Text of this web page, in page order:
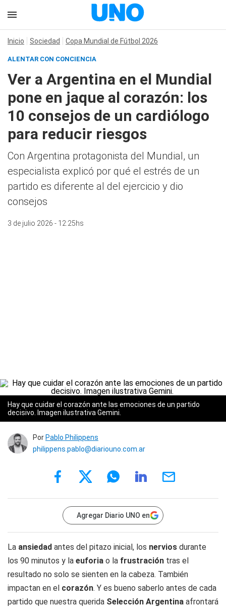
Inicio Sociedad Copa Mundial de Fútbol 2026
ALENTAR CON CONCIENCIA
Ver a Argentina en el Mundial
pone en jaque al corazón: los
10 consejos de un cardiólogo
para reducir riesgos
Con Argentina protagonista del Mundial, un
especialista explicó por qué el estrés de un
partido es diferente al del ejercicio y dio
consejos
3 de julio 2026 - 12:25hs
Hay que cuidar el corazón ante las emociones de un partido
decisivo. Imagen ilustrativa Gemini.
Por Pablo Philippens
philippens.pablo@diariouno.com.ar
Agregar Diario UNO en
La ansiedad antes del pitazo inicial, los nervios durante
los 90 minutos y la euforia o la frustración tras el
resultado no solo se sienten en la cabeza. También
impactan en el corazón. Y es bueno saberlo antes de cada
partido que nuestra querida Selección Argentina afrontará